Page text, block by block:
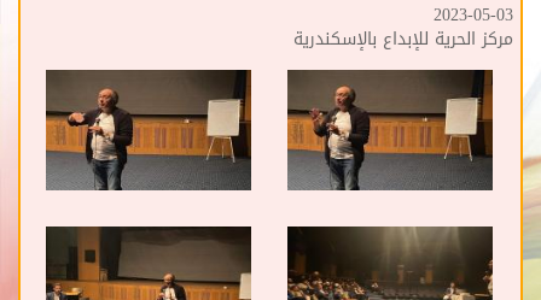
2023-05-03
مركز الحرية للإبداع بالإسكندرية